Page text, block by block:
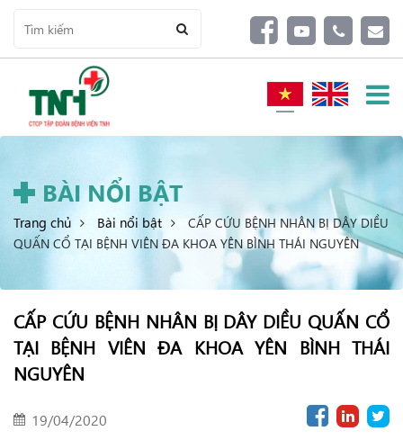
BÀI NỔI BẬT
Trang chủ Bài nổi bật
CẤP CỨU BỆNH NHÂN BỊ DÂY DIỀU
QUẤN CỔ TẠI BỆNH VIÊN ĐA KHOA YÊN BÌNH THÁI NGUYÊN
CẤP CỨU BỆNH NHÂN BỊ DÂY DIỀU QUẤN CỔ
TẠI BỆNH VIÊN ĐA KHOA YÊN BÌNH THÁI
NGUYÊN
19/04/2020